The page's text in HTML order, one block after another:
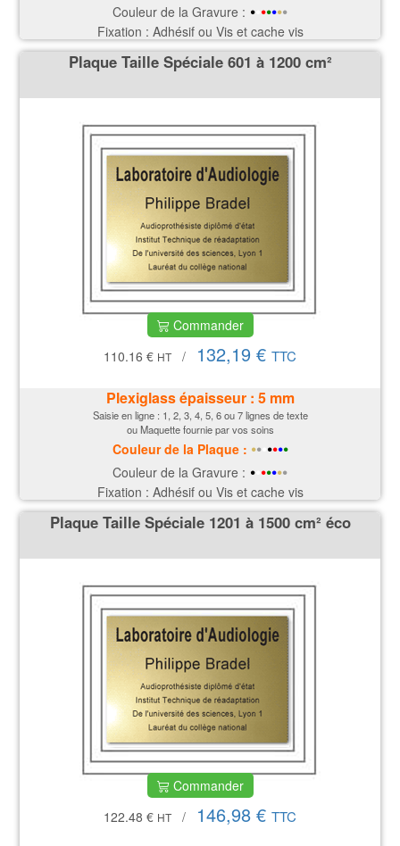
Couleur de la Gravure : • •••••
Fixation : Adhésif ou Vis et cache vis
Plaque Taille Spéciale 601 à 1200 cm²
Commander
110.16 € HT / 132,19 € TTC
Plexiglass épaisseur : 5 mm
Saisie en ligne : 1, 2, 3, 4, 5, 6 ou 7 lignes de texte
ou Maquette fournie par vos soins
Couleur de la Plaque : ••• ••••
Couleur de la Gravure : • •••••
Fixation : Adhésif ou Vis et cache vis
Plaque Taille Spéciale 1201 à 1500 cm² éco
Commander
122.48 € HT / 146,98 € TTC